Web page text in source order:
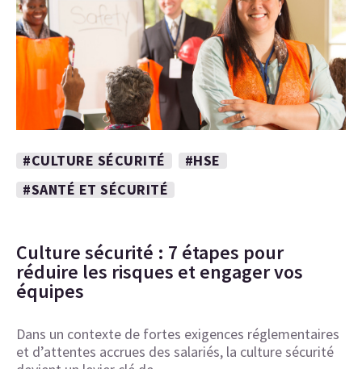
#CULTURE SÉCURITÉ
#HSE
#SANTÉ ET SÉCURITÉ
Culture sécurité : 7 étapes pour
réduire les risques et engager vos
équipes
Dans un contexte de fortes exigences réglementaires
et d’attentes accrues des salariés, la culture sécurité